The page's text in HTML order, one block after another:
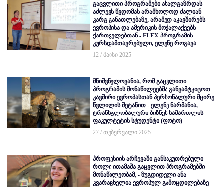
გაცვლითი პროგრამები ახალგაზრდას
აძლევს წვდომას არამხოლოდ ძალიან
კარგ განათლებაზე, არამედ აკავშირებს
ევროპისა და ამერიკის მოქალაქეებს
ქართველებთან - FLEX პროგრამის
კურსდამთავრებული, ელენე როგავა
12 / მაისი 2025
მნიშვნელოვანია, რომ გაცვლითი
პროგრამის მონაწილეებმა განვამტკიცოთ
კავშირი ევროპასთან პერსონალური მცირე
წვლილის შეტანით - ელენე ნარმანია,
ტრანსგლობალური ბიზნეს სამართლის
ფაკულტეტის სტუდენტი (ფოტო)
27 / თებერვალი 2025
პროფესიის არჩევაში განსაკუთრებული
როლი ითამაშა გაცვლით პროგრამებში
მონაწილეობამ, - ზუგდიდელი ანა
კვარაცხელია ევროპულ გამოცდილებაზე